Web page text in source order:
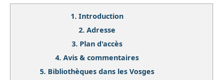
1. Introduction
2. Adresse
3. Plan d'accès
4. Avis & commentaires
5. Bibliothèques dans les Vosges